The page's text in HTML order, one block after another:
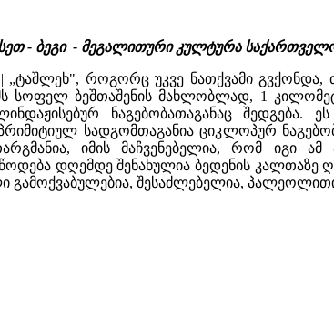
- ბეგი - მეგალითური კულტურა
„ტაშლეხ", როგორც უკვე ნათქვამი
სოფელ ბეშთაშენის მახლობლად, 1
ნაგებობათაგანაც შედგება.
სადგომთაგანია ციკლოპურ
იმის მაჩვენებელია, რომ იგი
დღემდე შენახულია ბედენის კალთაზე
გამოქვაბულებია, შესაძლებელია,